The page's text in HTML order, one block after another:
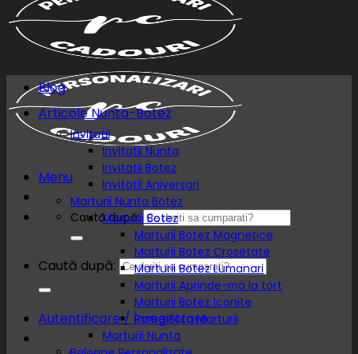
Menu
Caută după:
Caută după:
Autentificare / Înregistrare
Blog
Articole Nunta-Botez
Invitatii
Invitatii Nunta
Invitatii Botez
Invitatii Aniversari
Marturii Nunta Botez
Marturii Botez
Marturii Botez Magnetice
Marturii Botez Crosetate
Marturii Botez Lumanari
Marturii Aprinde-ma la tort
Marturii Botez Iconite
Rame Foto Marturii
Marturii Nunta